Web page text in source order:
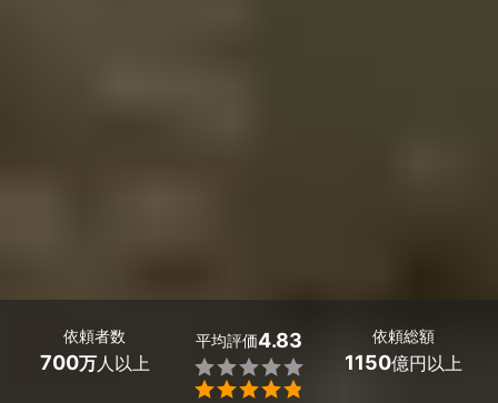
依頼者数
700万人以上
平均評価4.83


依頼総額
1150億円以上